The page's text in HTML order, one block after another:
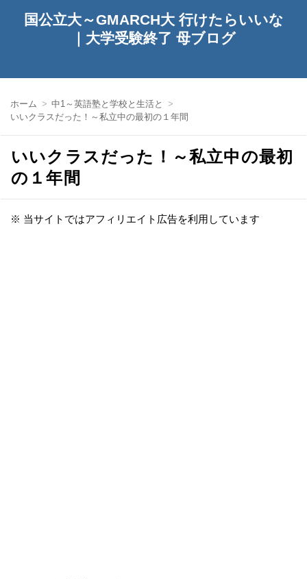
国公立大～GMARCH大 行けたらいいな
｜大学受験終了 母ブログ
ホーム
中1～英語塾と学校と生活と
いいクラスだった！～私立中の最初の１年間
いいクラスだった！～私立中の最初
の１年間
※ 当サイトではアフィリエイト広告を利用しています